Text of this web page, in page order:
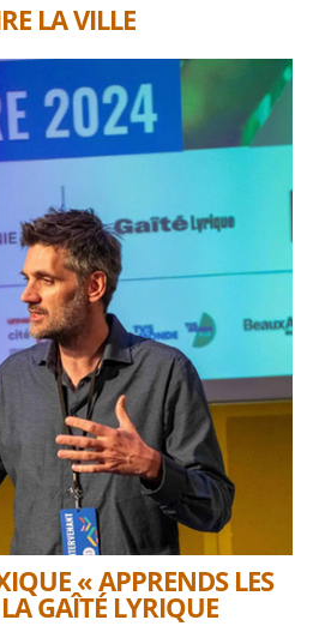
LA VILLE
« APPRENDS LES
GAÎTÉ LYRIQUE